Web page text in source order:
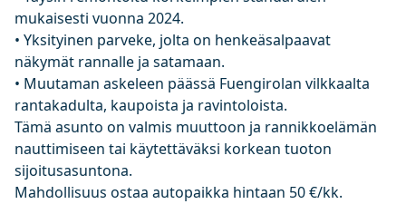
mukaisesti vuonna 2024.
• Yksityinen parveke, jolta on henkeäsalpaavat
näkymät rannalle ja satamaan.
• Muutaman askeleen päässä Fuengirolan vilkkaalta
rantakadulta, kaupoista ja ravintoloista.
Tämä asunto on valmis muuttoon ja rannikkoelämän
nauttimiseen tai käytettäväksi korkean tuoton
sijoitusasuntona.
Mahdollisuus ostaa autopaikka hintaan 50 €/kk.